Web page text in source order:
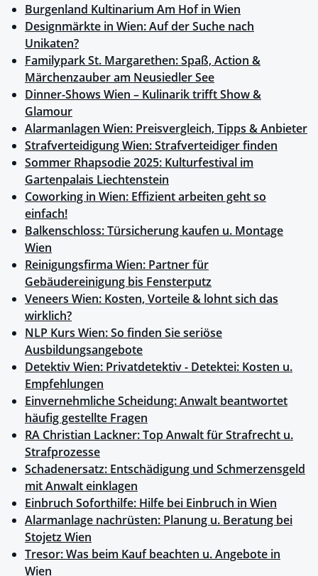
Burgenland Kultinarium Am Hof in Wien
Designmärkte in Wien: Auf der Suche nach
Unikaten?
Familypark St. Margarethen: Spaß, Action &
Märchenzauber am Neusiedler See
Dinner-Shows Wien – Kulinarik trifft Show &
Glamour
Alarmanlagen Wien: Preisvergleich, Tipps & Anbieter
Strafverteidigung Wien: Strafverteidiger finden
Sommer Rhapsodie 2025: Kulturfestival im
Gartenpalais Liechtenstein
Coworking in Wien: Effizient arbeiten geht so
einfach!
Balkenschloss: Türsicherung kaufen u. Montage
Wien
Reinigungsfirma Wien: Partner für
Gebäudereinigung bis Fensterputz
Veneers Wien: Kosten, Vorteile & lohnt sich das
wirklich?
NLP Kurs Wien: So finden Sie seriöse
Ausbildungsangebote
Detektiv Wien: Privatdetektiv - Detektei: Kosten u.
Empfehlungen
Einvernehmliche Scheidung: Anwalt beantwortet
häufig gestellte Fragen
RA Christian Lackner: Top Anwalt für Strafrecht u.
Strafprozesse
Schadenersatz: Entschädigung und Schmerzensgeld
mit Anwalt einklagen
Einbruch Soforthilfe: Hilfe bei Einbruch in Wien
Alarmanlage nachrüsten: Planung u. Beratung bei
Stojetz Wien
Tresor: Was beim Kauf beachten u. Angebote in
Wien